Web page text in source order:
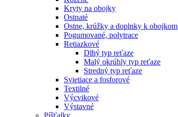
Kryty na obojky
Ostnaté
Ostne, krúžky a doplnky k obojkom
Pogumované, polytrace
Retiazkové
Dlhý typ reťaze
Malý okrúhly typ reťaze
Stredný typ reťaze
Svietiace a fosforové
Textilné
Výcvikové
Výstavné
Píšťalky